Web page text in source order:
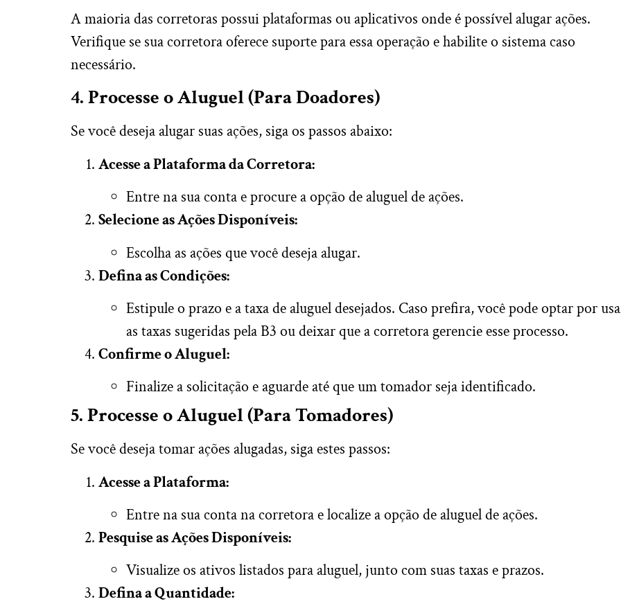
A maioria das corretoras possui plataformas ou aplicativos onde é possível alugar ações.
Verifique se sua corretora oferece suporte para essa operação e habilite o sistema caso
necessário.
4. Processe o Aluguel (Para Doadores)
Se você deseja alugar suas ações, siga os passos abaixo:
Acesse a Plataforma da Corretora:
Entre na sua conta e procure a opção de aluguel de ações.
Selecione as Ações Disponíveis:
Escolha as ações que você deseja alugar.
Defina as Condições:
Estipule o prazo e a taxa de aluguel desejados. Caso prefira, você pode optar por
as taxas sugeridas pela B3 ou deixar que a corretora gerencie esse processo.
Confirme o Aluguel:
Finalize a solicitação e aguarde até que um tomador seja identificado.
5. Processe o Aluguel (Para Tomadores)
Se você deseja tomar ações alugadas, siga estes passos:
Acesse a Plataforma:
Entre na sua conta na corretora e localize a opção de aluguel de ações.
Pesquise as Ações Disponíveis:
Visualize os ativos listados para aluguel, junto com suas taxas e prazos.
Defina a Quantidade: